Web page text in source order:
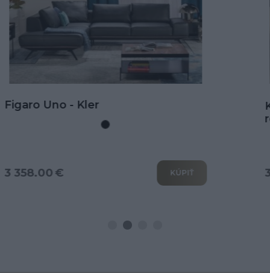
Kožená rohová sedačka Goya s
rozkladom na spanie
3 802.00 €